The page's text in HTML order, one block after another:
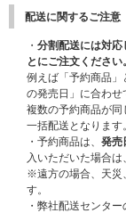
★当落発表 : 2026年
※各回の締切間近
す。余裕を持ってご
※上記応募期間以外
※商品が届かない、
期間以外はご応募い
※商品受取日と上記
募ください｡
※イベントの詳細・
配送に関するご注意
・ 分割配送には対
とにご注文ください。
例えば「予約商品
の発売日」に合わせ
複数の予約商品が
一括配送となります。
・予約商品は、 発売
入いただいた場合は、
※遠方の場合、天災
す。
・弊社配送センター